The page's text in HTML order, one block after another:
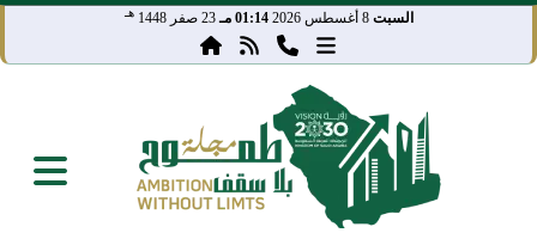
السبت 8 أغسطس 2026 01:14 مـ 23 صفر 1448 هـ